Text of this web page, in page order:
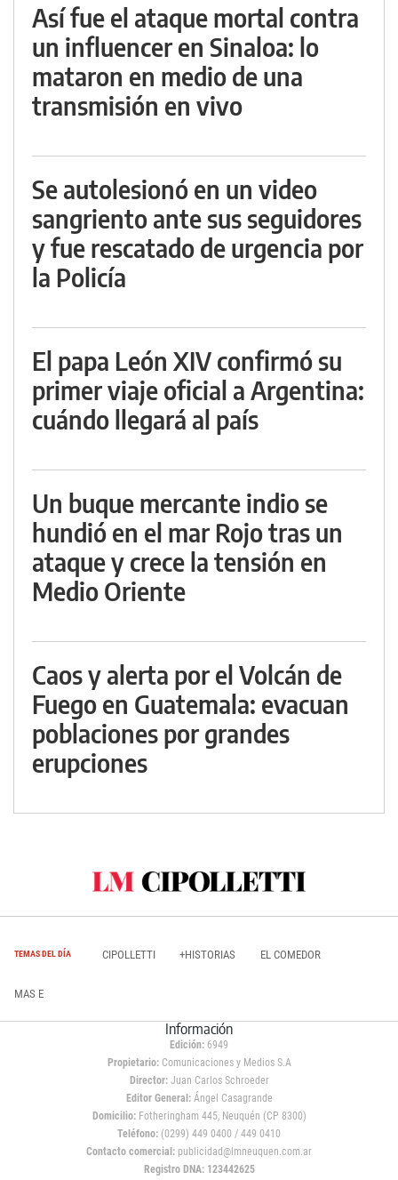
Así fue el ataque mortal contra
un influencer en Sinaloa: lo
mataron en medio de una
transmisión en vivo
Se autolesionó en un video
sangriento ante sus seguidores
y fue rescatado de urgencia por
la Policía
El papa León XIV confirmó su
primer viaje oficial a Argentina:
cuándo llegará al país
Un buque mercante indio se
hundió en el mar Rojo tras un
ataque y crece la tensión en
Medio Oriente
Caos y alerta por el Volcán de
Fuego en Guatemala: evacuan
poblaciones por grandes
erupciones
TEMAS DEL DÍA CIPOLLETTI +HISTORIAS EL COMEDOR
MAS E
Información
Edición: 6949
Propietario:Comunicaciones y Medios S.A
Director: Juan Carlos Schroeder
Editor General:Ángel Casagrande
Domicilio:Fotheringham 445, Neuquén (CP 8300)
Teléfono: (0299) 449 0400 / 449 0410
Contacto comercial: publicidad@lmneuquen.com.ar
Registro DNA: 123442625